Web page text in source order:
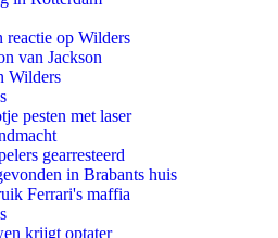
reactie op Wilders
van Jackson
Wilders
pesten met laser
gearresteerd
in Brabants huis
Ferrari's maffia
krijgt optater